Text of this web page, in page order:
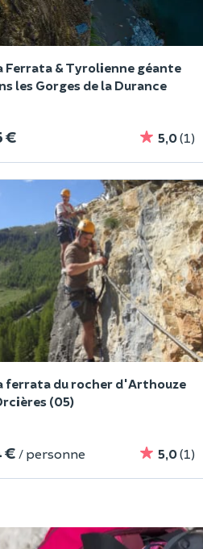
Ferrata & Tyrolienne géante
les Gorges de la Durance
€ 5,0(1)
ferrata du rocher d'Arthouze
(05)
€ / personne 5,0(1)